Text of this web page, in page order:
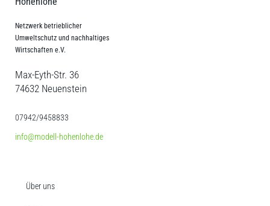
Netzwerk betrieblicher
Umweltschutz und nachhaltiges
Wirtschaften e.V.
Max-Eyth-Str. 36
74632 Neuenstein
07942/9458833
info@modell-hohenlohe.de
Über uns